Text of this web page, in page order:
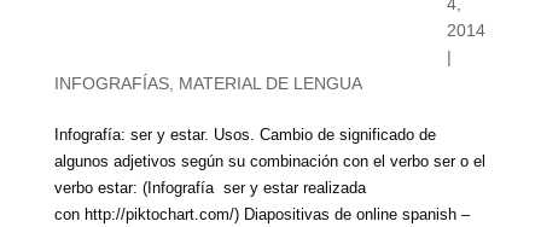
2014
|
INFOGRAFÍAS, MATERIAL DE LENGUA
Infografía: ser y estar. Usos. Cambio de significado de
algunos adjetivos según su combinación con el verbo ser o el
verbo estar: (Infografía ser y estar realizada
con http://piktochart.com/) Diapositivas de online spanish –